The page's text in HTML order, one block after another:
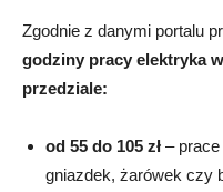
Zgodnie z danymi portalu
godziny pracy elektryka
przedziale:
od 55 do 105 zł –
gniazdek, żarówek czy